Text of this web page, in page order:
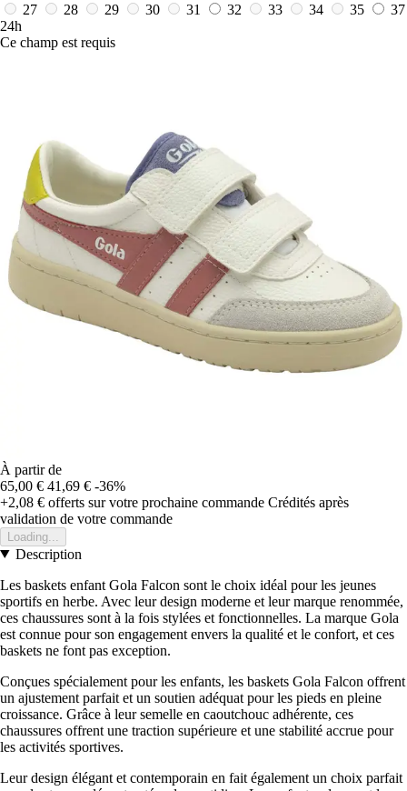
27
28 29 30 31 32 33 34 35
37
24h
Ce champ est requis
À partir de
65,00 € 41,69 € -36%
+2,08 € offerts sur votre prochaine commande Crédités après
validation de votre commande
Loading...
Description
Les baskets enfant Gola Falcon sont le choix idéal pour les jeunes
sportifs en herbe. Avec leur design moderne et leur marque renommée,
ces chaussures sont à la fois stylées et fonctionnelles. La marque Gola
est connue pour son engagement envers la qualité et le confort, et ces
baskets ne font pas exception.
Conçues spécialement pour les enfants, les baskets Gola Falcon offrent
un ajustement parfait et un soutien adéquat pour les pieds en pleine
croissance. Grâce à leur semelle en caoutchouc adhérente, ces
chaussures offrent une traction supérieure et une stabilité accrue pour
les activités sportives.
Leur design élégant et contemporain en fait également un choix parfait